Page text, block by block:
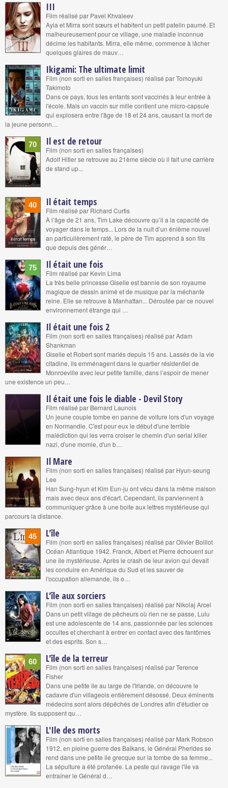
III
Film réalisé par Pavel Khvaleev
Ayia et Mirra sont sœurs et habitent un petit patelin paumé. Et
malheureusement pour ce village, une maladie inconnue
décime les habitants. Mirra, elle même, commence à lâcher
quelques glaires de mauv…
Ikigami: The ultimate limit
Film (non sorti en salles françaises) réalisé par Tomoyuki
Takimoto
Dans ce pays, tous les enfants sont vaccinés à leur entrée à
l'école. Mais un vaccin sur mille contient une micro-capsule
qui explosera entre l'âge de 18 et 24 ans, causant la mort de
la jeune personn…
70 Il est de retour
Film (non sorti en salles françaises)
Adolf Hitler se retrouve au 21ème siècle où il fait une carrière
de stand up...
40 Il était temps
Film réalisé par Richard Curtis
À l’âge de 21 ans, Tim Lake découvre qu’il a la capacité de
voyager dans le temps... Lors de la nuit d’un énième nouvel
an particulièrement raté, le père de Tim apprend à son fils
que depuis des génér…
75 Il était une fois
Film réalisé par Kevin Lima
La très belle princesse Giselle est bannie de son royaume
magique de dessin animé et de musique par la méchante
reine. Elle se retrouve à Manhattan... Déroutée par ce nouvel
environnement étrange qui …
Il était une fois 2
Film (non sorti en salles françaises) réalisé par Adam
Shankman
Giselle et Robert sont mariés depuis 15 ans. Lassés de la vie
citadine, ils emménagent dans le quartier résidentiel de
Monroeville avec leur petite famille, dans l’espoir de mener
une existence un peu…
Il était une fois le diable - Devil Story
Film réalisé par Bernard Launois
Un jeune couple tombe en panne de voiture lors d'un voyage
en Normandie. C'est pour eux le début d'une terrible
malédiction qui les verra croiser le chemin d'un serial killer
nazi, d'une momie, d'un b…
Il Mare
Film (non sorti en salles françaises) réalisé par Hyun-seung
Lee
Han Sung-hyun et Kim Eun-ju ont vécu dans la même maison
mais avec deux ans d'écart. Cependant, ils parviennent à
communiquer grâce à une boite aux lettres mystérieuse qui
parcours la distance.
45 L'île
Film (non sorti en salles françaises) réalisé par Olivier Boillot
Océan Atlantique 1942. Franck, Albert et Pierre échouent sur
une île mystérieuse. Après le crash de leur avion qui devait
les conduire en Amérique du Sud et les sauver de
l'occupation allemande, ils o…
L'île aux sorciers
Film (non sorti en salles françaises) réalisé par Nikolaj Arcel
Dans un petit village de pêcheurs où rien ne se passe, Lulu
est une adolescente de 14 ans, passionnée par les sciences
occultes et cherchant à entrer en contact avec des fantômes
et des esprits. Son s…
60 L'île de la terreur
Film (non sorti en salles françaises) réalisé par Terence
Fisher
Dans une petite île au large de l'Irlande, on découvre le
cadavre d'un villageois entièrement désossé. Deux éminents
médecins sont alors dépêchés de Londres afin d'étudier ce
mystère. Ils supposent qu…
L'Ile des morts
Film (non sorti en salles françaises) réalisé par Mark Robson
1912, en pleine guerre des Balkans, le Général Pherides se
rend dans une petite île grecque sur la tombe de sa femme...
La sépulture a été profanée. La peste qui ravage l'île va
entraîner le Général d…